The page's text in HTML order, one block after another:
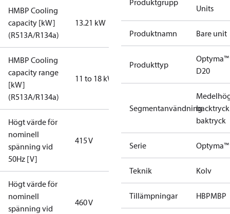
HMBP Cooling
capacity [kW]
(R513A/R134a)
13.21 kW
HMBP Cooling
capacity range
[kW]
(R513A/R134a)
11 to 18 kW
Högt värde för
nominell
spänning vid
50Hz [V]
415 V
Högt värde för
nominell
spänning vid
460 V
Produktgrupp
Units
Produktnamn Bare unit
Produkttyp
Optyma™
D20
Segmentanvändningbacktryck
baktryck
Serie Optyma™
Teknik Kolv
Tillämpningar HBPMBP